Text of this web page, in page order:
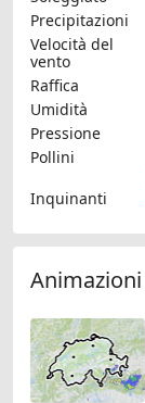
Precipitazioni
Velocità del
vento
Raffica
Umidità
Pressione
Pollini
Inquinanti